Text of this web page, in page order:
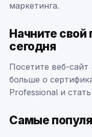
маркетинга.
Начните свой
сегодня
Посетите веб-сайт
больше о
Professional и
Самые